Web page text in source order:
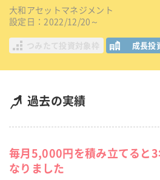
大和アセットマネジメント
設定日：2022/12/20～
つみたて投資対象枠 成長投
過去の実績
毎月5,000円を積み立てると
なりました